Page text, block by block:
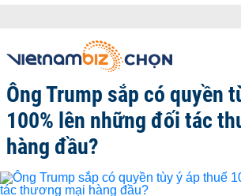
Ông Trump sắp có quyền
100% lên những đối tác
hàng đầu?